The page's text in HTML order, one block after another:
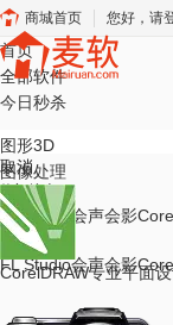
商城首页 您好，请
首页
全部软件
今日秒杀
取消
热门搜索
FL Studio会声会影
热门搜索
FL Studio会声会影
图形3D
图像处理
CorelDRAW专业平面